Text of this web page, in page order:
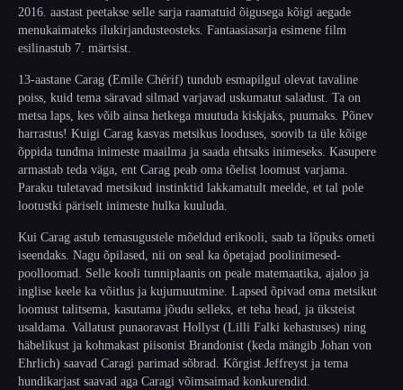
2016. aastast peetakse selle sarja raamatuid õigusega kõigi aegade
menukaimateks ilukirjandusteosteks. Fantaasiasarja esimene film
esilinastub 7. märtsist.
13-aastane Carag (Emile Chérif) tundub esmapilgul olevat tavaline
poiss, kuid tema säravad silmad varjavad uskumatut saladust. Ta on
metsa laps, kes võib ainsa hetkega muutuda kiskjaks, puumaks. Põnev
harrastus! Kuigi Carag kasvas metsikus looduses, soovib ta üle kõige
õppida tundma inimeste maailma ja saada ehtsaks inimeseks. Kasupere
armastab teda väga, ent Carag peab oma tõelist loomust varjama.
Paraku tuletavad metsikud instinktid lakkamatult meelde, et tal pole
lootustki päriselt inimeste hulka kuuluda.
Kui Carag astub temasugustele mõeldud erikooli, saab ta lõpuks ometi
iseendaks. Nagu õpilased, nii on seal ka õpetajad poolinimesed-
poolloomad. Selle kooli tunniplaanis on peale matemaatika, ajaloo ja
inglise keele ka võitlus ja kujumuutmine. Lapsed õpivad oma metsikut
loomust talitsema, kasutama jõudu selleks, et teha head, ja üksteist
usaldama. Vallatust punaoravast Hollyst (Lilli Falki kehastuses) ning
häbelikust ja kohmakast piisonist Brandonist (keda mängib Johan von
Ehrlich) saavad Caragi parimad sõbrad. Kõrgist Jeffreyst ja tema
hundikarjast saavad aga Caragi võimsaimad konkurendid.